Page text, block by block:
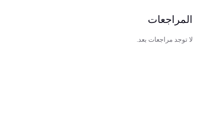
المراجعات
لا توجد مراجعات بعد.